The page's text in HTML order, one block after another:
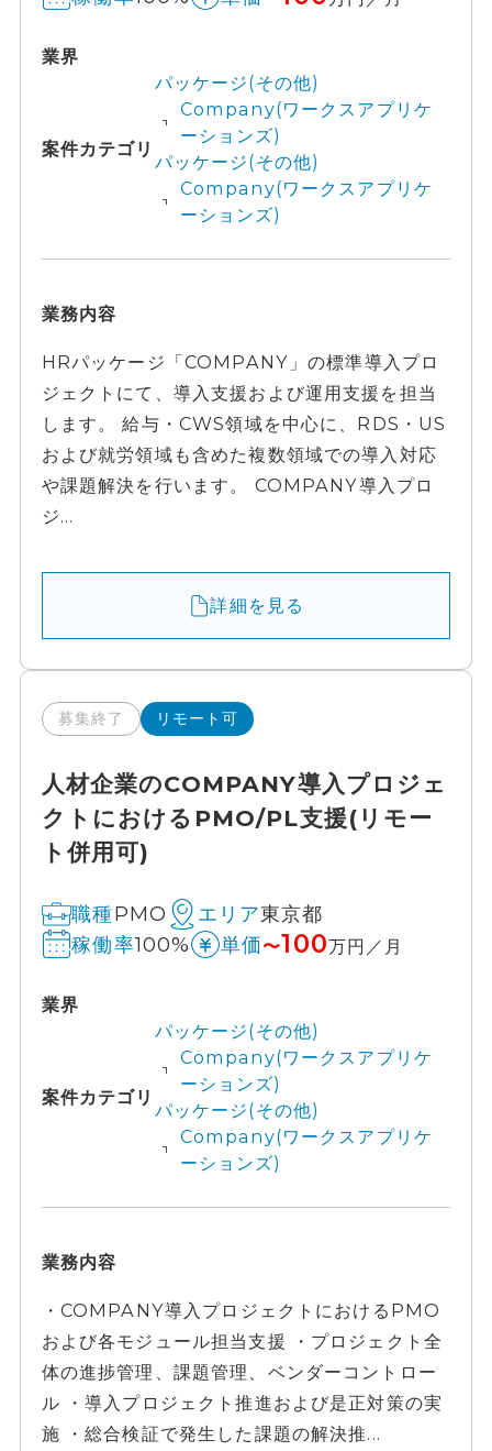
業界
案件カテゴリ
パッケージ(その他)
Company(ワークスアプリケ
ーションズ)
パッケージ(その他)
Company(ワークスアプリケ
ーションズ)
業務内容
HRパッケージ「COMPANY」の標準導入プロ
ジェクトにて、導入支援および運用支援を担当
します。 給与・CWS領域を中心に、RDS・US
および就労領域も含めた複数領域での導入対応
や課題解決を行います。 COMPANY導入プロ
ジ...
詳細を見る
募集終了 リモート可
人材企業のCOMPANY導入プロジェ
クトにおけるPMO/PL支援(リモー
ト併用可)
職種PMO エリア東京都
稼働率100% 単価〜100万円／月
業界
案件カテゴリ
パッケージ(その他)
Company(ワークスアプリケ
ーションズ)
パッケージ(その他)
Company(ワークスアプリケ
ーションズ)
業務内容
・COMPANY導入プロジェクトにおけるPMO
および各モジュール担当支援 ・プロジェクト全
体の進捗管理、課題管理、ベンダーコントロー
ル ・導入プロジェクト推進および是正対策の実
施 ・総合検証で発生した課題の解決推...